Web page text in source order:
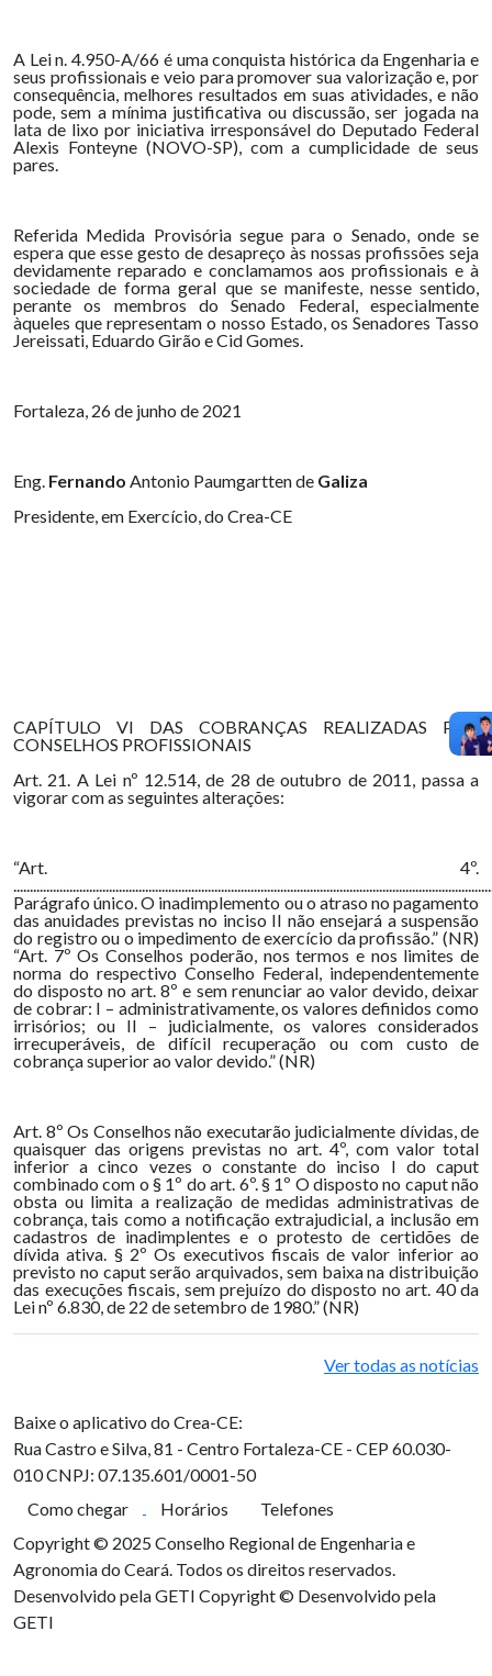
A Lei n. 4.950-A/66 é uma conquista histórica da Engenharia e
seus profissionais e veio para promover sua valorização e, por
consequência, melhores resultados em suas atividades, e não
pode, sem a mínima justificativa ou discussão, ser jogada na
lata de lixo por iniciativa irresponsável do Deputado Federal
Alexis Fonteyne (NOVO-SP), com a cumplicidade de seus
pares.
Referida Medida Provisória segue para o Senado, onde se
espera que esse gesto de desapreço às nossas profissões seja
devidamente reparado e conclamamos aos profissionais e à
sociedade de forma geral que se manifeste, nesse sentido,
perante os membros do Senado Federal, especialmente
àqueles que representam o nosso Estado, os Senadores Tasso
Jereissati, Eduardo Girão e Cid Gomes.
Fortaleza, 26 de junho de 2021
Eng. Fernando Antonio Paumgartten de Galiza
Presidente, em Exercício, do Crea-CE
CAPÍTULO VI DAS COBRANÇAS REALIZADAS POR
CONSELHOS PROFISSIONAIS
Art. 21. A Lei nº 12.514, de 28 de outubro de 2011, passa a
vigorar com as seguintes alterações:
“Art. 4º.
Parágrafo único. O inadimplemento ou o atraso no pagamento
das anuidades previstas no inciso II não ensejará a suspensão
do registro ou o impedimento de exercício da profissão.” (NR)
“Art. 7º Os Conselhos poderão, nos termos e nos limites de
norma do respectivo Conselho Federal, independentemente
do disposto no art. 8º e sem renunciar ao valor devido, deixar
de cobrar: I – administrativamente, os valores definidos como
irrisórios; ou II – judicialmente, os valores considerados
irrecuperáveis, de difícil recuperação ou com custo de
cobrança superior ao valor devido.” (NR)
Art. 8º Os Conselhos não executarão judicialmente dívidas, de
quaisquer das origens previstas no art. 4º, com valor total
inferior a cinco vezes o constante do inciso I do caput
combinado com o § 1º do art. 6º. § 1º O disposto no caput não
obsta ou limita a realização de medidas administrativas de
cobrança, tais como a notificação extrajudicial, a inclusão em
cadastros de inadimplentes e o protesto de certidões de
dívida ativa. § 2º Os executivos fiscais de valor inferior ao
previsto no caput serão arquivados, sem baixa na distribuição
das execuções fiscais, sem prejuízo do disposto no art. 40 da
Lei nº 6.830, de 22 de setembro de 1980.” (NR)
Ver todas as notícias
Baixe o aplicativo do Crea-CE:
Rua Castro e Silva, 81 - Centro Fortaleza-CE - CEP 60.030-
010CNPJ: 07.135.601/0001-50
Como chegar
Horários
Telefones
Copyright © 2025 Conselho Regional de Engenharia e
Agronomia do Ceará. Todos os direitos reservados.
Desenvolvido pela GETI Copyright © Desenvolvido pela
GETI